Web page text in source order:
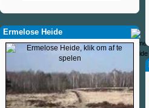
Ermelose Heide